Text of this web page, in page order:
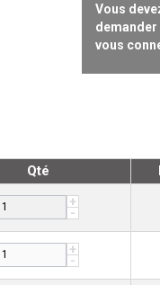
Vous
demander
vous
Qté
+
-
+
-